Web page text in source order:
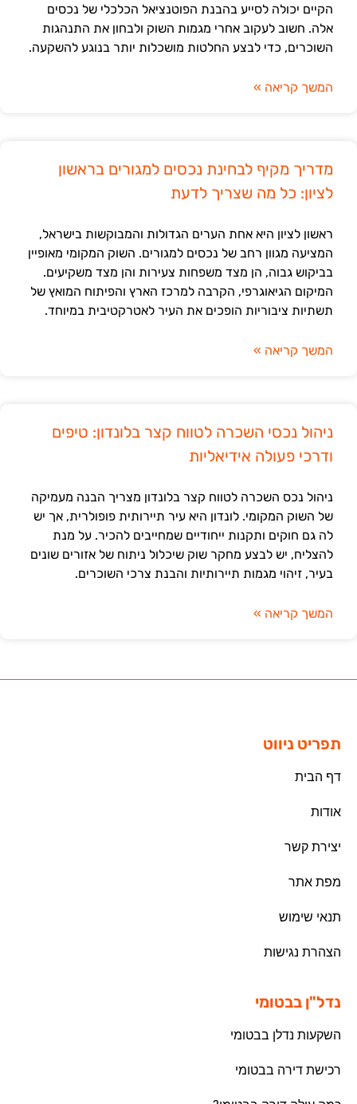
הקיים יכולה לסייע בהבנת הפוטנציאל הכלכלי של נכסים
אלה. חשוב לעקוב אחרי מגמות השוק ולבחון את התנהגות
השוכרים, כדי לבצע החלטות מושכלות יותר בנוגע להשקעה.
המשך קריאה »
מדריך מקיף לבחינת נכסים למגורים בראשון
לציון: כל מה שצריך לדעת
ראשון לציון היא אחת הערים הגדולות והמבוקשות בישראל,
המציעה מגוון רחב של נכסים למגורים. השוק המקומי מאופיין
בביקוש גבוה, הן מצד משפחות צעירות והן מצד משקיעים.
המיקום הגיאוגרפי, הקרבה למרכז הארץ והפיתוח המואץ של
תשתיות ציבוריות הופכים את העיר לאטרקטיבית במיוחד.
המשך קריאה »
ניהול נכסי השכרה לטווח קצר בלונדון: טיפים
ודרכי פעולה אידיאליות
ניהול נכס השכרה לטווח קצר בלונדון מצריך הבנה מעמיקה
של השוק המקומי. לונדון היא עיר תיירותית פופולרית, אך יש
לה גם חוקים ותקנות ייחודיים שמחייבים להכיר. על מנת
להצליח, יש לבצע מחקר שוק שיכלול ניתוח של אזורים שונים
בעיר, זיהוי מגמות תיירותיות והבנת צרכי השוכרים.
המשך קריאה »
תפריט ניווט
דף הבית
אודות
יצירת קשר
מפת אתר
תנאי שימוש
הצהרת נגישות
נדל"ן בבטומי
השקעות נדלן בבטומי
רכישת דירה בבטומי